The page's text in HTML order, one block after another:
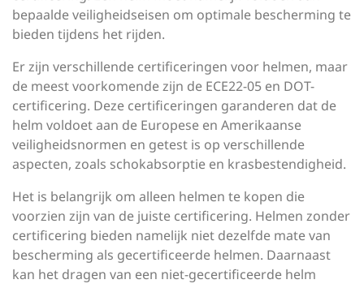
bepaalde veiligheidseisen om optimale bescherming te
bieden tijdens het rijden.
Er zijn verschillende certificeringen voor helmen, maar
de meest voorkomende zijn de ECE22-05 en DOT-
certificering. Deze certificeringen garanderen dat de
helm voldoet aan de Europese en Amerikaanse
veiligheidsnormen en getest is op verschillende
aspecten, zoals schokabsorptie en krasbestendigheid.
Het is belangrijk om alleen helmen te kopen die
voorzien zijn van de juiste certificering. Helmen zonder
certificering bieden namelijk niet dezelfde mate van
bescherming als gecertificeerde helmen. Daarnaast
kan het dragen van een niet-gecertificeerde helm